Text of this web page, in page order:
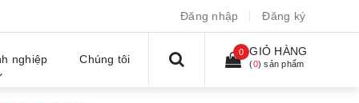
Đăng nhập Đăng ký
nghiệp Chúng tôi
0 GIỎ HÀNG
(0) sản phẩm